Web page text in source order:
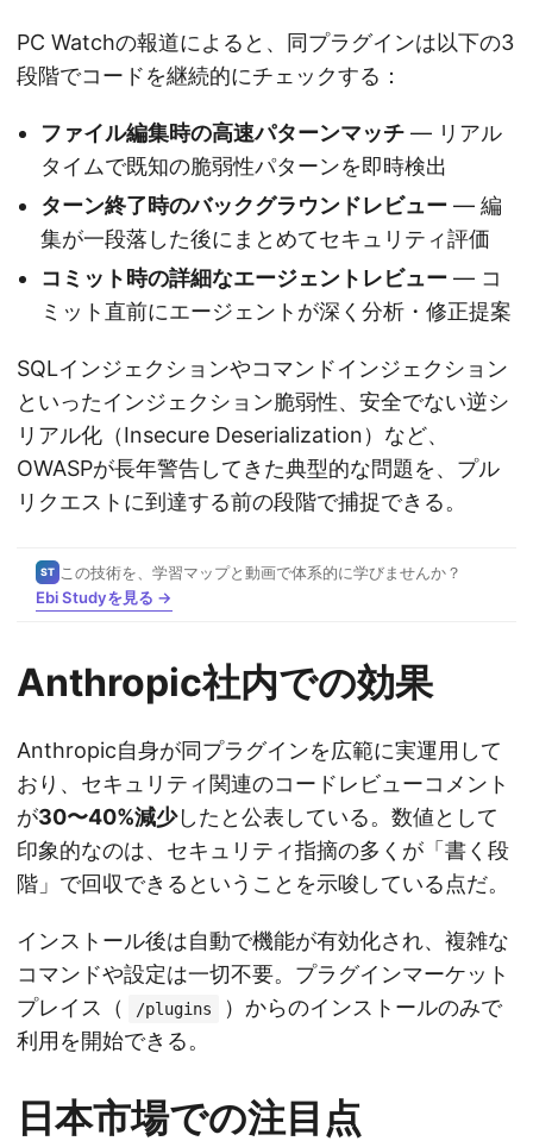
PC Watchの報道によると、同プラグインは以下の3
段階でコードを継続的にチェックする：
ファイル編集時の高速パターンマッチ — リアル
タイムで既知の脆弱性パターンを即時検出
ターン終了時のバックグラウンドレビュー — 編
集が一段落した後にまとめてセキュリティ評価
コミット時の詳細なエージェントレビュー — コ
ミット直前にエージェントが深く分析・修正提案
SQLインジェクションやコマンドインジェクション
といったインジェクション脆弱性、安全でない逆シ
リアル化（Insecure Deserialization）など、
OWASPが長年警告してきた典型的な問題を、プル
リクエストに到達する前の段階で捕捉できる。
ST
この技術を、学習マップと動画で体系的に学びませんか？
Ebi Studyを見る →
Anthropic社内での効果
Anthropic自身が同プラグインを広範に実運用して
おり、セキュリティ関連のコードレビューコメント
が30〜40%減少したと公表している。数値として
印象的なのは、セキュリティ指摘の多くが「書く段
階」で回収できるということを示唆している点だ。
インストール後は自動で機能が有効化され、複雑な
コマンドや設定は一切不要。プラグインマーケット
プレイス（
/plugins
）からのインストールのみで
利用を開始できる。
日本市場での注目点